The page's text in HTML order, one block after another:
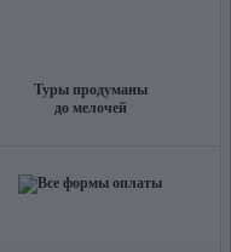
Туры продуманы
до мелочей